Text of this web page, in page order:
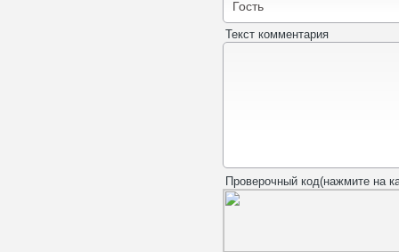
Текст комментария
Проверочный код(нажмите на